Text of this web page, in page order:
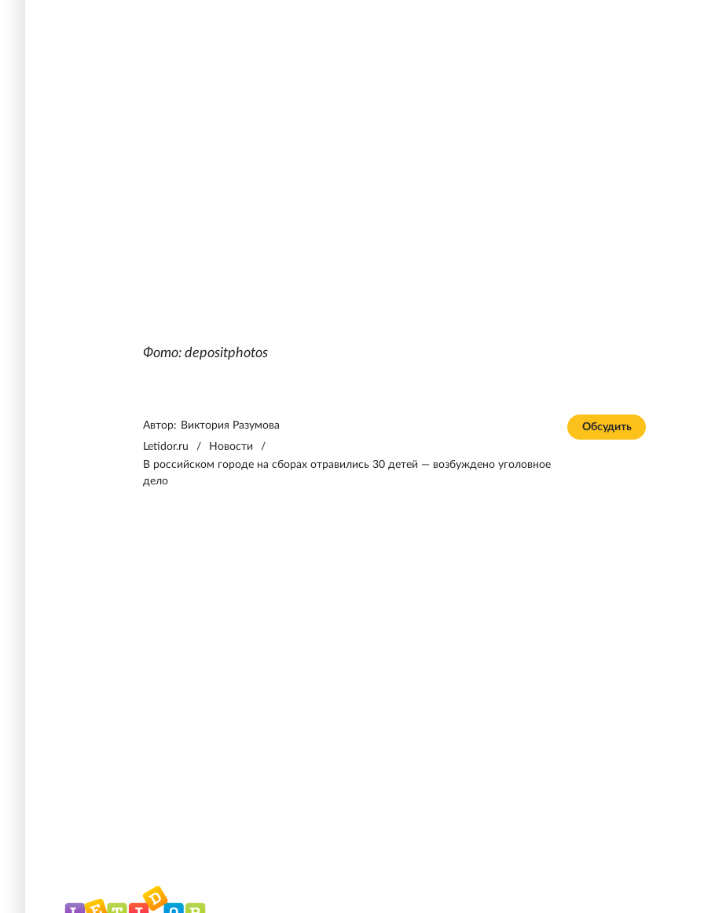
Фото: depositphotos
Обсудить
Автор: Виктория Разумова
Letidor.ru
/ Новости
/
В российском городе на сборах отравились 30 детей — возбуждено уголовное
дело